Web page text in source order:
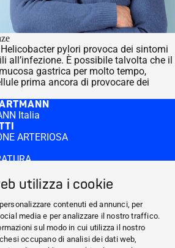
utilizza i cookie
contenuti ed annunci, per
media e per analizzare il nostro traffico.
sul modo in cui utilizza il nostro
occupano di analisi dei dati web,
pylori provoca dei sintomi
all’infezione. È possibile talvolta che il
gastrica per molto tempo,
prima ancora di provocare dei
Italia
ARTERIOSA
& MORE